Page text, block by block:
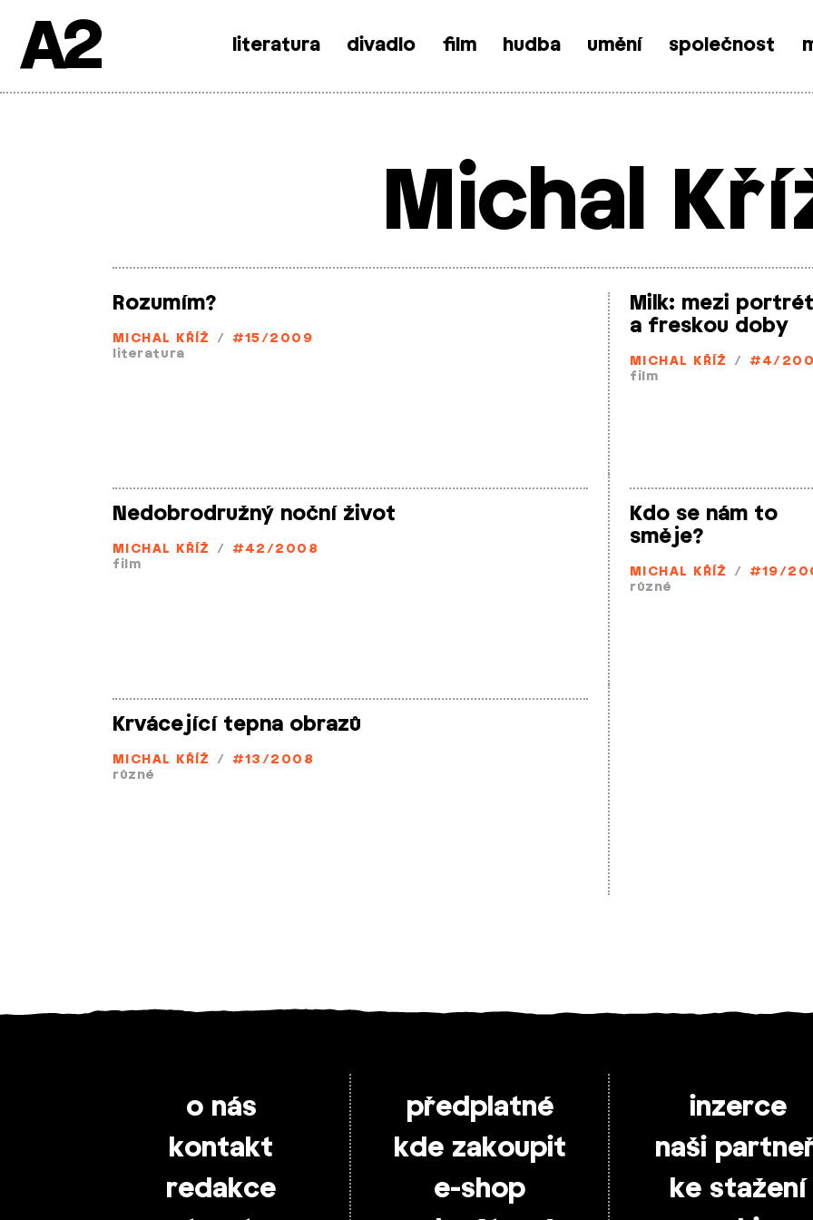
SkipA2 literatura divadlo film hudba umění společnost
Michal
Rozumím?
MICHAL KŘÍŽ /
#15/2009
literatura
Milk: mezi
a freskou doby
MICHAL KŘÍŽ /
#4/
film
Nedobrodružný noční život
MICHAL KŘÍŽ /
#42/2008
film
Kdo se nám to
směje?
MICHAL KŘÍŽ /
#19/
různé
Krvácející tepna obrazů
MICHAL KŘÍŽ /
#13/2008
různé
o nás
kontakt
redakce
předplatné
kde zakoupit
e-shop
inzerce
naši
ke stažení